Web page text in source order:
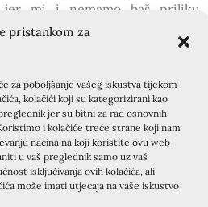
pristankom za
za poboljšanje vašeg iskustva tijekom
kolačići koji su kategorizirani kao
jer su bitni za rad osnovnih
i kolačiće treće strane koji nam
načina na koji koristite ovu web
u vaš preglednik samo uz vaš
isključivanja ovih kolačića, ali
može imati utjecaja na vaše iskustvo
jer mi i nemamo baš priliku
Najbolje moguće iskorišteno
animator (čini se zabavno i
svjedočanstvo Stefany. Svidjele
dotaknulo me dijeljenje
i međusobna povezanost.
gledam više kao osobu koja
mi ne želi nikada ništa loše.
sam se odlučila uključiti u